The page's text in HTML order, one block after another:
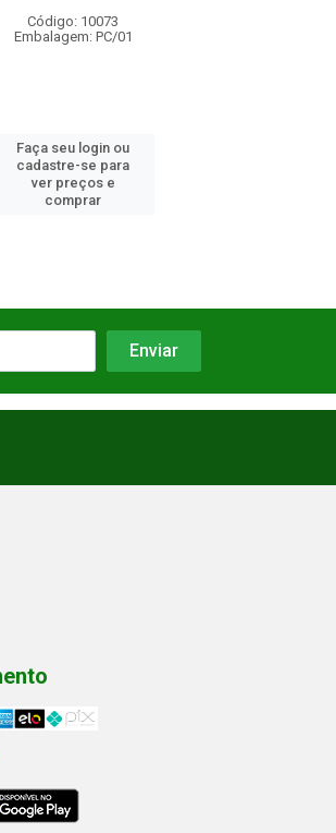
Código: 10064
Embalagem: PC/01
Faça seu login ou
cadastre-se para
ver preços e
comprar